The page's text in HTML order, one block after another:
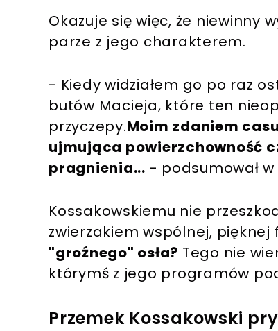
Okazuje się więc, że niewinny
parze z jego charakterem.
- Kiedy widziałem go po raz
butów Macieja, które ten
przyczepy.Moim zdaniem
ujmująca powierzchowność
pragnienia... - podsumował
Kossakowskiemu nie
zwierzakiem wspólnej, pięknej
"groźnego" osła? Tego nie
którymś z jego programów
Przemek Kossakowski